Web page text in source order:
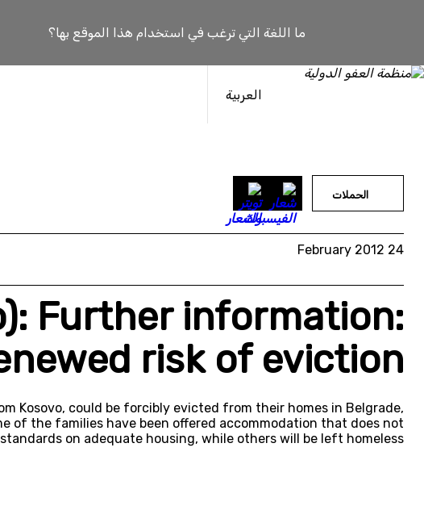
ما اللغة التي ترغب في استخدام هذا الموقع بها؟
العربية
الحملات
24 February 2012
Further information:
risk of eviction
Kosovo, could be forcibly evicted from their homes in Belgrade,
of the families have been offered accommodation that does not
on adequate housing, while others will be left homeless.